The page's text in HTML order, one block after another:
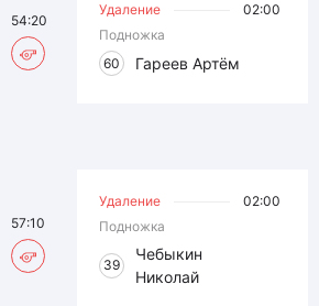
Удаление
02:00
Подножка
60
Гареев Артём
54:20
Удаление
02:00
Подножка
39
Чебыкин
Николай
57:10